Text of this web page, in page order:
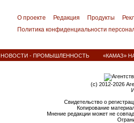
О проекте Редакция Продукты
Политика конфиденциальности
НОВОСТИ - ПРОМЫШЛЕННОСТЬ «КАМАЗ»
(c) 2012-2026
Свидетельство о
Копирование
Мнение редакции может не